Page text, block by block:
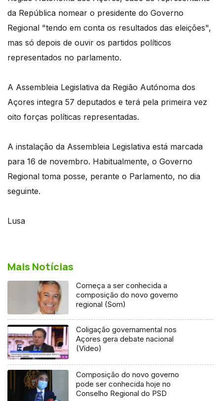
da República nomear o presidente do Governo
Regional "tendo em conta os resultados das eleições",
mas só depois de ouvir os partidos políticos
representados no parlamento.
A Assembleia Legislativa da Região Autónoma dos
Açores integra 57 deputados e terá pela primeira vez
oito forças políticas representadas.
A instalação da Assembleia Legislativa está marcada
para 16 de novembro. Habitualmente, o Governo
Regional toma posse, perante o Parlamento, no dia
seguinte.
Lusa
Mais Notícias
Começa a ser conhecida a
composição do novo governo
regional (Som)
Coligação governamental nos
Açores gera debate nacional
(Vídeo)
Composição do novo governo
pode ser conhecida hoje no
Conselho Regional do PSD